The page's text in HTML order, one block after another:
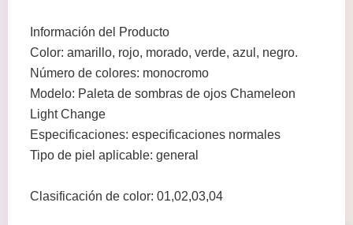
Información del Producto
Color: amarillo, rojo, morado, verde, azul, negro.
Número de colores: monocromo
Modelo: Paleta de sombras de ojos Chameleon
Light Change
Especificaciones: especificaciones normales
Tipo de piel aplicable: general
Clasificación de color: 01,02,03,04